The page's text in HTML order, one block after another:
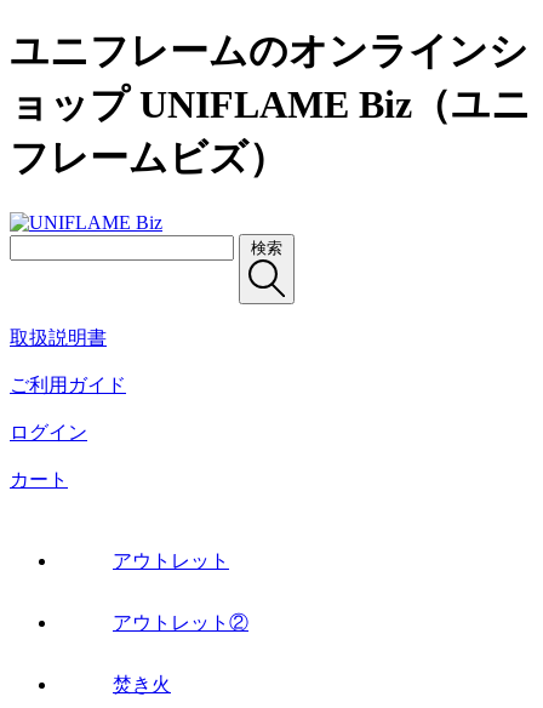
ユニフレームのオンラインシ
ョップ UNIFLAME Biz（ユニ
フレームビズ）
検索
取扱説明書
ご利用ガイド
ログイン
カート
アウトレット
アウトレット②
焚き火